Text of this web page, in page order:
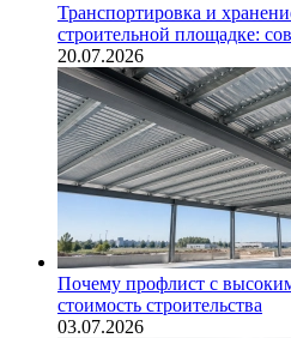
Транспортировка и
строительной площадке:
20.07.2026
Почему профлист с
стоимость строительства
03.07.2026